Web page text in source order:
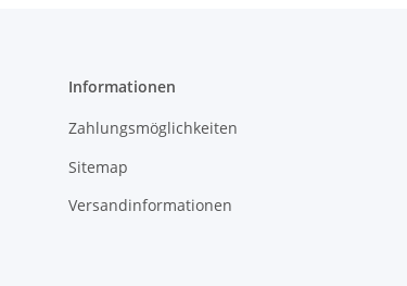
Informationen
Zahlungsmöglichkeiten
Sitemap
Versandinformationen